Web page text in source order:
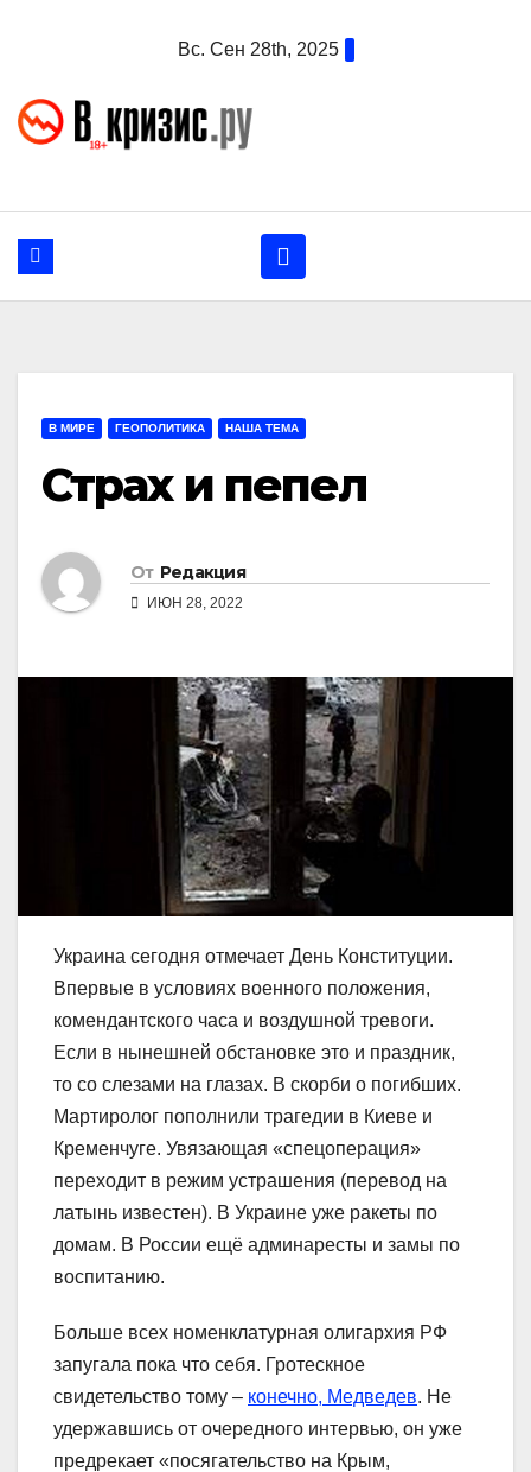
Вс. Сен 28th, 2025
В МИРЕ ГЕОПОЛИТИКА НАША ТЕМА
Страх и пепел
От Редакция
ИЮН 28, 2022
Украина сегодня отмечает День Конституции.
Впервые в условиях военного положения,
комендантского часа и воздушной тревоги.
Если в нынешней обстановке это и праздник,
то со слезами на глазах. В скорби о погибших.
Мартиролог пополнили трагедии в Киеве и
Кременчуге. Увязающая «спецоперация»
переходит в режим устрашения (перевод на
латынь известен). В Украине уже ракеты по
домам. В России ещё админаресты и замы по
воспитанию.
Больше всех номенклатурная олигархия РФ
запугала пока что себя. Гротескное
свидетельство тому – конечно, Медведев. Не
удержавшись от очередного интервью, он уже
предрекает «посягательство на Крым,